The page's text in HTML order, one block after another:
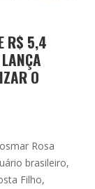
R$ 5,4
O
Rosa
brasileiro,
Filho,